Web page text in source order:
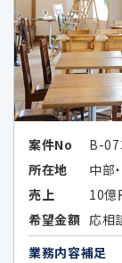
当社
当社
る広
ため
わせ
ン等
上記
ティン
案件No
B-
所在地
中部
売上
10億
希望金額 応相
業務内容補足